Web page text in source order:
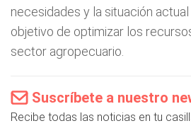
necesidades y la situación actual
objetivo de optimizar los
sector agropecuario.
Suscríbete a nuestro
Recibe todas las noticias en tu